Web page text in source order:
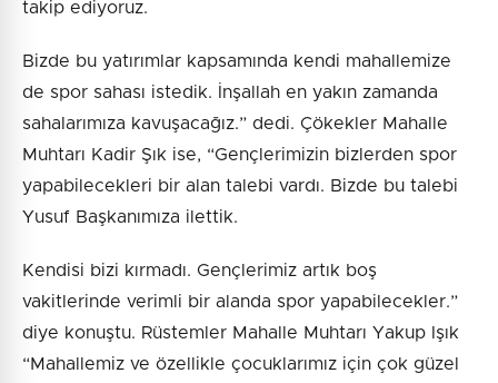
takip ediyoruz.
Bizde bu yatırımlar kapsamında kendi mahallemize
de spor sahası istedik. İnşallah en yakın zamanda
sahalarımıza kavuşacağız.” dedi. Çökekler Mahalle
Muhtarı Kadir Şık ise, “Gençlerimizin bizlerden spor
yapabilecekleri bir alan talebi vardı. Bizde bu talebi
Yusuf Başkanımıza ilettik.
Kendisi bizi kırmadı. Gençlerimiz artık boş
vakitlerinde verimli bir alanda spor yapabilecekler.”
diye konuştu. Rüstemler Mahalle Muhtarı Yakup Işık
“Mahallemiz ve özellikle çocuklarımız için çok güzel